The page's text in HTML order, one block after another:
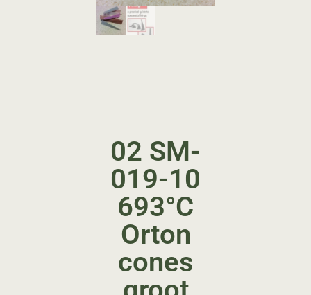
02 SM-
019-10
693°C
Orton
cones